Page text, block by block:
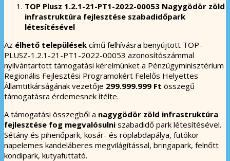
TOP Plusz 1.2.1-21-PT1-2022-00053 Nagygödör zöld
infrastruktúra fejlesztése szabadidőpark
létesítésével
Az élhető települések című felhívásra benyújtott TOP-
PLUSZ-1.2.1-21-PT1-2022-00053 azonosítószámmal
nyilvántartott támogatási kérelmünket a Pénzügyminisztérium
Regionális Fejlesztési Programokért Felelős Helyettes
Államtitkárságának vezetője 299.999.999 Ft összegű
támogatásra érdemesnek ítélte.
A támogatási összegből a nagygödör zöld infrastruktúra
fejlesztése fog megvalósulni szabadidő park létesítésével.
Sétány és pihenőpark, kosár- és röplabdapálya, futókör
napelemes kandeláberes megvilágítással, bringapark, felnőtt
kondipark, kutyafuttató.